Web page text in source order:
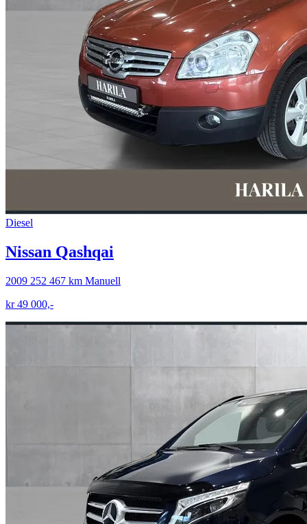
Diesel
Nissan Qashqai
2009 252 467 km Manuell
kr 49 000,-